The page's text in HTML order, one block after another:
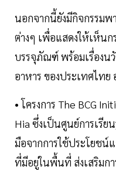
นอกจากนี้ยังมีกิจกรรมพ
ต่างๆ เพื่อแสดงให้เห็น
บรรจุภัณฑ์ พร้อมเรื่องน
อาหาร ของประเทศไทย
• โครงการ The BCG
Hia ซึ่งเป็นศูนย์การเรีย
มือจากการใช้ประโยชน์
ที่มีอยู่ในพื้นที่ ส่งเสริมก